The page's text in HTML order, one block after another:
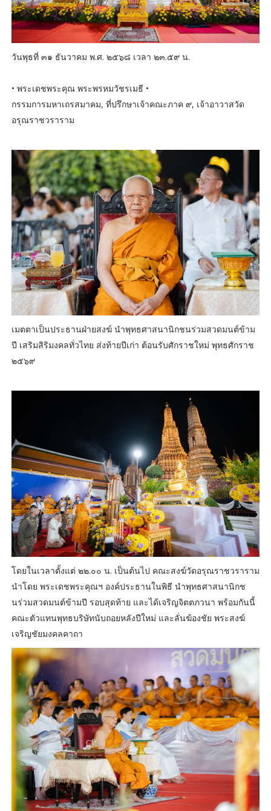
วันพุธที่ ๓๑ ธันวาคม พ.ศ. ๒๕๖๘ เวลา ๒๓.๕๙ น.
• พระเดชพระคุณ พระพรหมวัชรเมธี •
กรรมการมหาเถรสมาคม, ที่ปรึกษาเจ้าคณะภาค ๙, เจ้าอาวาสวัด
อรุณราชวราราม
เมตตาเป็นประธานฝ่ายสงฆ์ นำพุทธศาสนานิกชนร่วมสวดมนต์ข้าม
ปี เสริมสิริมงคลทั่วไทย ส่งท้ายปีเก่า ต้อนรับศักราชใหม่ พุทธศักราช
๒๕๖๙
โดยในเวลาตั้งแต่ ๒๒.๐๐ น. เป็นต้นไป คณะสงฆ์วัดอรุณราชวราราม
นำโดย พระเดชพระคุณฯ องค์ประธานในพิธี นำพุทธศาสนานิกช
นร่วมสวดมนต์ข้ามปี รอบสุดท้าย และได้เจริญจิตตภวนา พร้อมกันนี้
คณะตัวแทนพุทธบริษัทนับถอยหลังปีใหม่ และลั่นฆ้องชัย พระสงฆ์
เจริญชัยมงคลคาถา